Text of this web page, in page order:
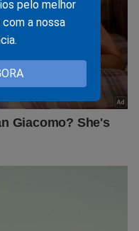
pelo melhor
a nossa